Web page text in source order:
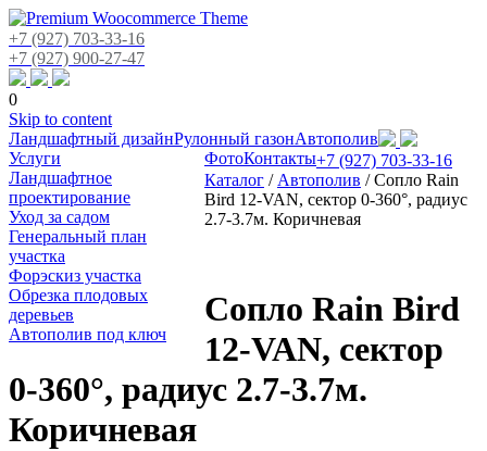
+7 (927) 703-33-16
+7 (927) 900-27-47
0
Skip to content
Ландшафтный дизайнРулонный газонАвтополив
Услуги
Ландшафтное
проектирование
Уход за садом
Генеральный план
участка
Форэскиз участка
Обрезка плодовых
деревьев
Автополив под ключ
ФотоКонтакты+7 (927) 703-33-16
Каталог / Автополив /Сопло Rain
Bird 12-VAN, сектор 0-360°, радиус
2.7-3.7м. Коричневая
Сопло Rain Bird
12-VAN, сектор
0-360°, радиус 2.7-3.7м.
Коричневая